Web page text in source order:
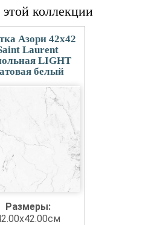
коллекции
Азори 42x42
Laurent
LIGHT
белый
Размеры: